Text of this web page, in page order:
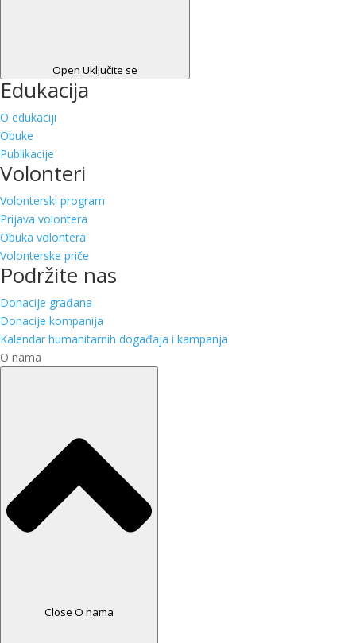
Open Uključite se
Edukacija
O edukaciji
Obuke
Publikacije
Volonteri
Volonterski program
Prijava volontera
Obuka volontera
Volonterske priče
Podržite nas
Donacije građana
Donacije kompanija
Kalendar humanitarnih događaja i kampanja
O nama
Close O nama